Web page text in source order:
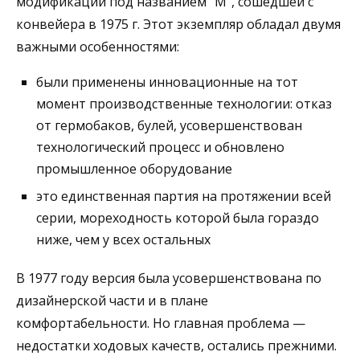
конвейера в 1975 г. Этот экземпляр обладал двумя
важными особенностями:
были применены инновационные на тот
момент производственные технологии: отказ
от гермобаков, булей, усовершенствован
технологический процесс и обновлено
промышленное оборудование
это единственная партия на протяжении всей
серии, мореходность которой была гораздо
ниже, чем у всех остальных
В 1977 году версия была усовершенствована по
дизайнерской части и в плане
комфортабельности. Но главная проблема —
недостатки ходовых качеств, остались прежними.